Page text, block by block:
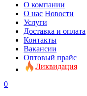
О компании
О нас Новости
Услуги
Доставка и оплата
Контакты
Вакансии
Оптовый прайс
Ликвидация
0